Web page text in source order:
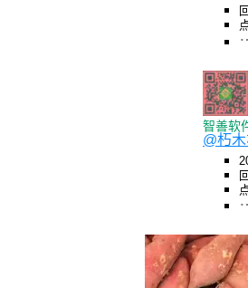
智善软
@朽